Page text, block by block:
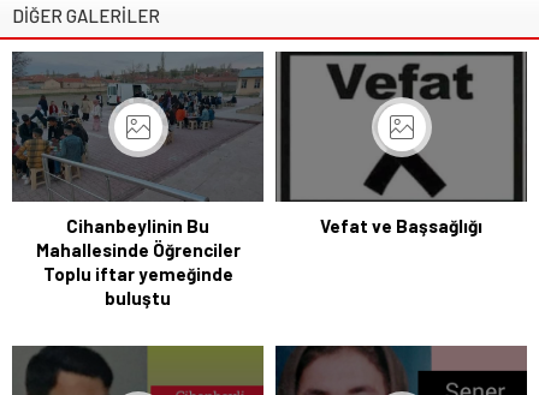
DİĞER GALERİLER
Cihanbeylinin Bu
Mahallesinde Öğrenciler
Toplu iftar yemeğinde
buluştu
Vefat ve Başsağlığı